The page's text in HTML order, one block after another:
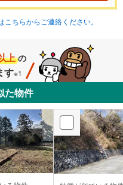
ちらからご連絡ください。
上の
す※1
た物件